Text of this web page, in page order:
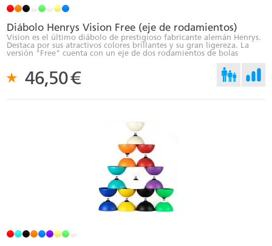
Diábolo Henrys Vision Free (eje de rodamientos)
Vision es el último diábolo de prestigioso fabricante alemán Henrys.
Destaca por sus atractivos colores brillantes y su gran ligereza. La
versión "Free" cuenta con un eje de dos rodamientos de bolas
46,50€